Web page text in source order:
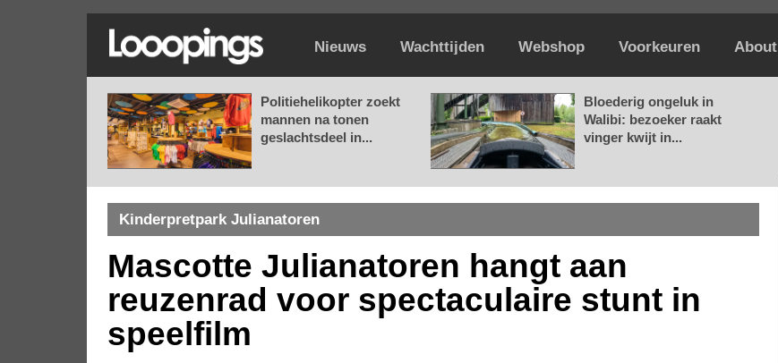
Nieuws Wachttijden Webshop Voorkeuren About
Politiehelikopter zoekt
mannen na tonen
geslachtsdeel in...
Bloederig ongeluk in
Walibi: bezoeker raakt
vinger kwijt in...
Kinderpretpark Julianatoren
Mascotte Julianatoren hangt aan
reuzenrad voor spectaculaire stunt in
speelfilm